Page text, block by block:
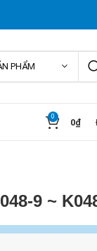
PHẨM
0
0₫
9 ~